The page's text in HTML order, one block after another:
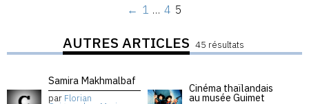
← 1 … 4 5
AUTRES ARTICLES 45 résultats
Samira Makhmalbaf
par Florian
Cinéma thaïlandais
au musée Guimet